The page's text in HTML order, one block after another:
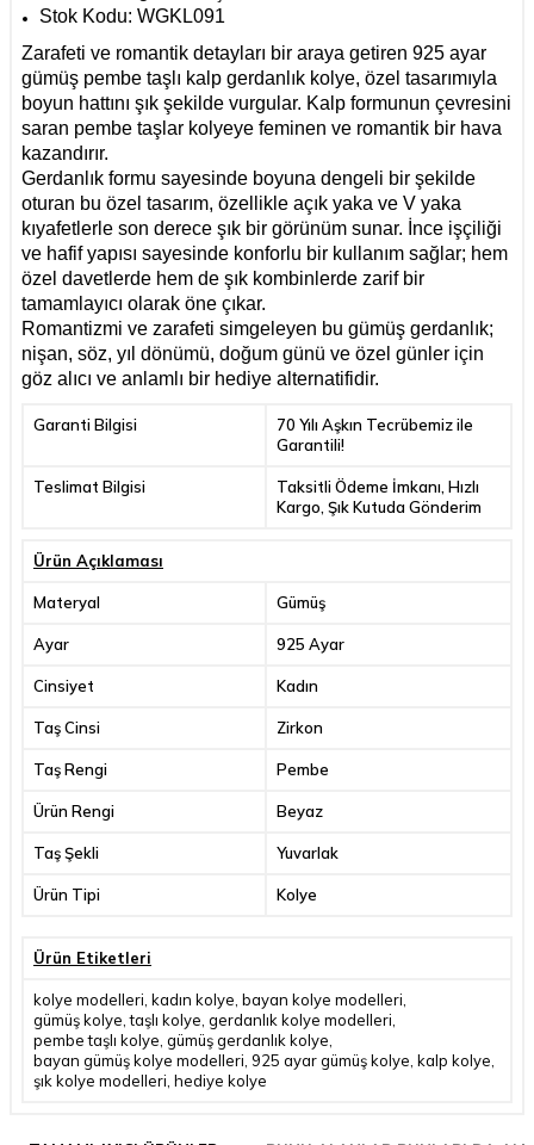
Stok Kodu: WGKL091
Zarafeti ve romantik detayları bir araya getiren 925 ayar
gümüş pembe taşlı kalp gerdanlık kolye, özel tasarımıyla
boyun hattını şık şekilde vurgular. Kalp formunun çevresini
saran pembe taşlar kolyeye feminen ve romantik bir hava
kazandırır.
Gerdanlık formu sayesinde boyuna dengeli bir şekilde
oturan bu özel tasarım, özellikle açık yaka ve V yaka
kıyafetlerle son derece şık bir görünüm sunar. İnce işçiliği
ve hafif yapısı sayesinde konforlu bir kullanım sağlar; hem
özel davetlerde hem de şık kombinlerde zarif bir
tamamlayıcı olarak öne çıkar.
Romantizmi ve zarafeti simgeleyen bu gümüş gerdanlık;
nişan, söz, yıl dönümü, doğum günü ve özel günler için
göz alıcı ve anlamlı bir hediye alternatifidir.
Garanti Bilgisi
70 Yılı Aşkın Tecrübemiz ile
Garantili!
Teslimat Bilgisi
Taksitli Ödeme İmkanı, Hızlı
Kargo, Şık Kutuda Gönderim
Ürün Açıklaması
Materyal Gümüş
Ayar 925 Ayar
Cinsiyet Kadın
Taş Cinsi Zirkon
Taş Rengi Pembe
Ürün Rengi Beyaz
Taş Şekli Yuvarlak
Ürün Tipi Kolye
Ürün Etiketleri
kolye modelleri kadın kolye bayan kolye modelleri
gümüş kolye ,taşlı kolye gerdanlık kolye modelleri
pembe taşlı kolye gümüş gerdanlık kolye
bayan gümüş kolye modelleri 925 ayar gümüş kolye kalp kolye
şık kolye modelleri hediye kolye